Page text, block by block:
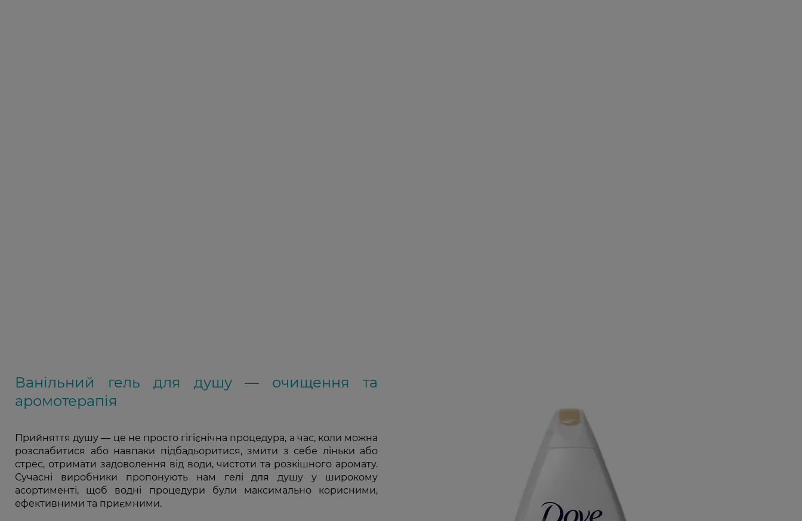
Ванільний гель для душу — очищення та
аромотерапія
Прийняття душу — це не просто гігієнічна процедура, а час, коли можна
розслабитися або навпаки підбадьоритися, змити з себе ліньки або
стрес, отримати задоволення від води, чистоти та розкішного аромату.
Сучасні виробники пропонують нам гелі для душу у широкому
асортименті, щоб водні процедури були максимально корисними,
ефективними та приємними.